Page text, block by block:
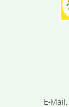
E-Mail: